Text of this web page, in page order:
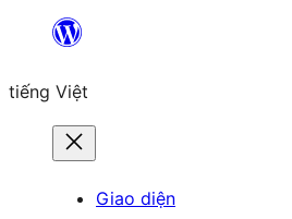
Chuyển
phần
tiếng Việt
Giao diện